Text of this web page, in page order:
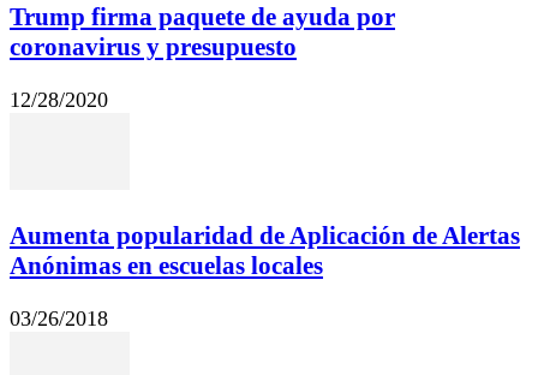
Trump firma paquete de ayuda por
coronavirus y presupuesto
12/28/2020
Aumenta popularidad de Aplicación de Alertas
Anónimas en escuelas locales
03/26/2018